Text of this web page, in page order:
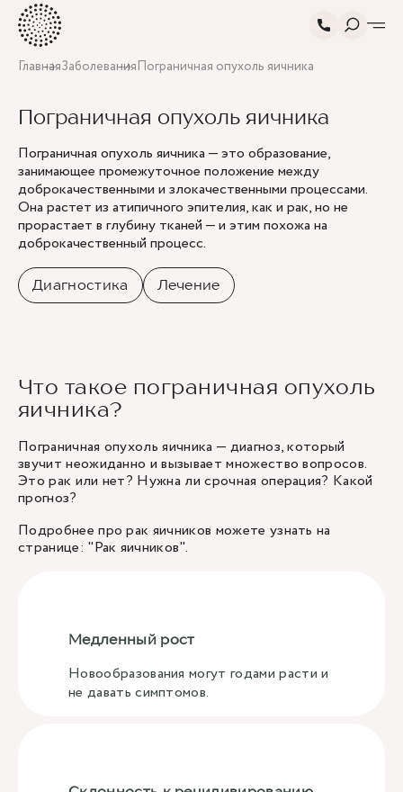
ГлавнаяЗаболеванияПограничная опухоль яичника
Пограничная опухоль яичника
Пограничная опухоль яичника — это образование,
занимающее промежуточное положение между
доброкачественными и злокачественными процессами.
Она растет из атипичного эпителия, как и рак, но не
прорастает в глубину тканей — и этим похожа на
доброкачественный процесс.
Диагностика Лечение
Что такое пограничная опухоль
яичника?
Пограничная опухоль яичника — диагноз, который
звучит неожиданно и вызывает множество вопросов.
Это рак или нет? Нужна ли срочная операция? Какой
прогноз?
Подробнее про рак яичников можете узнать на
странице: "Рак яичников".
Медленный рост
Новообразования могут годами расти и
не давать симптомов.